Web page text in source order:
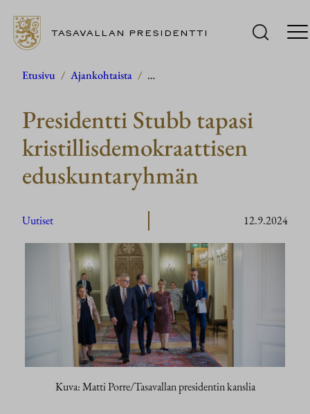
Siirry
TASAVALLAN PRESIDENTTI
Etusivu / Ajankohtaista / …
Presidentti Stubb tapasi
kristillisdemokraattisen
eduskuntaryhmän
Uutiset 12.9.2024
Kuva: Matti Porre/Tasavallan presidentin kanslia